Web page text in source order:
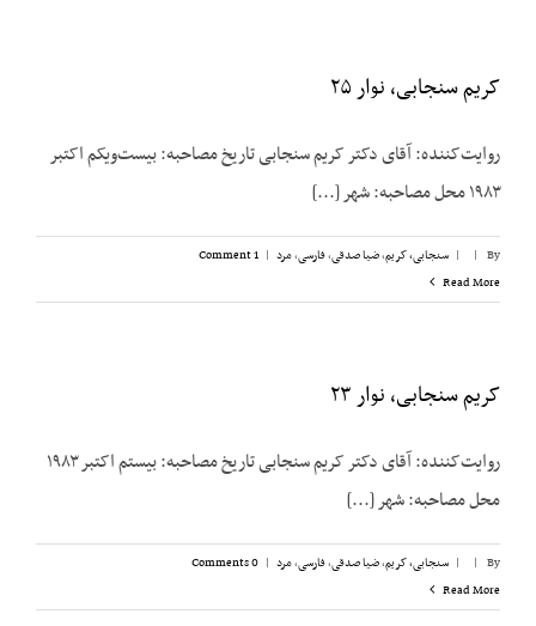
کریم سنجابی، نوار ۲۵
روایت‌‌کننده: آقای دکتر کریم سنجابی تاریخ مصاحبه: بیست‌‌ویکم اکتبر
۱۹۸۳ محل مصاحبه: شهر [...]
By
|
| سنجابی، کریم,ضیا صدقی,فارسی,مرد |
1 Comment
Read More
کریم سنجابی، نوار ۲۳
روایت‌‌کننده: آقای دکتر کریم سنجابی تاریخ مصاحبه: بیستم اکتبر ۱۹۸۳
محل مصاحبه: شهر [...]
By
|
| سنجابی، کریم,ضیا صدقی,فارسی,مرد |
0 Comments
Read More